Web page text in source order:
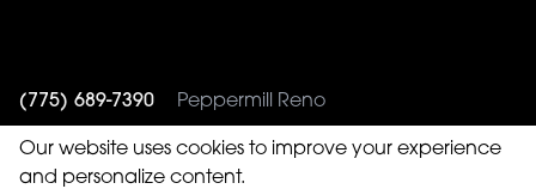
(775) 689-7390
Peppermill Reno
(775) 353-4943
Western Village
Our website uses cookies to improve your experience
and personalize content.